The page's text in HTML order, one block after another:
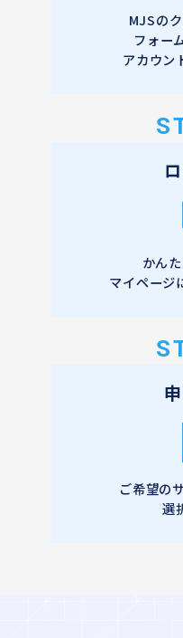
MJSの
フォー
アカウン
かん
マイページ
ご希望の
選